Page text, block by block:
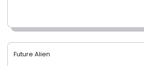
Future Alien